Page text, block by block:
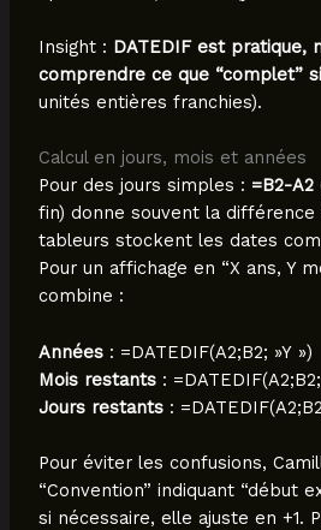
Insight : DATEDIF est pratique,
comprendre ce que “complet”
unités entières franchies).
Calcul en jours, mois et années
Pour des jours simples : =B2-A2
fin) donne souvent la différence
tableurs stockent les dates
Pour un affichage en “X ans, Y
combine :
Années: =DATEDIF(A2;B2; »Y »)
Mois restants: =DATEDIF(A2;B2;
Jours restants:
Pour éviter les confusions,
“Convention” indiquant “début
si nécessaire, elle ajuste en +1.